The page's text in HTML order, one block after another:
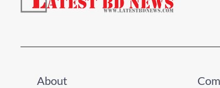
About